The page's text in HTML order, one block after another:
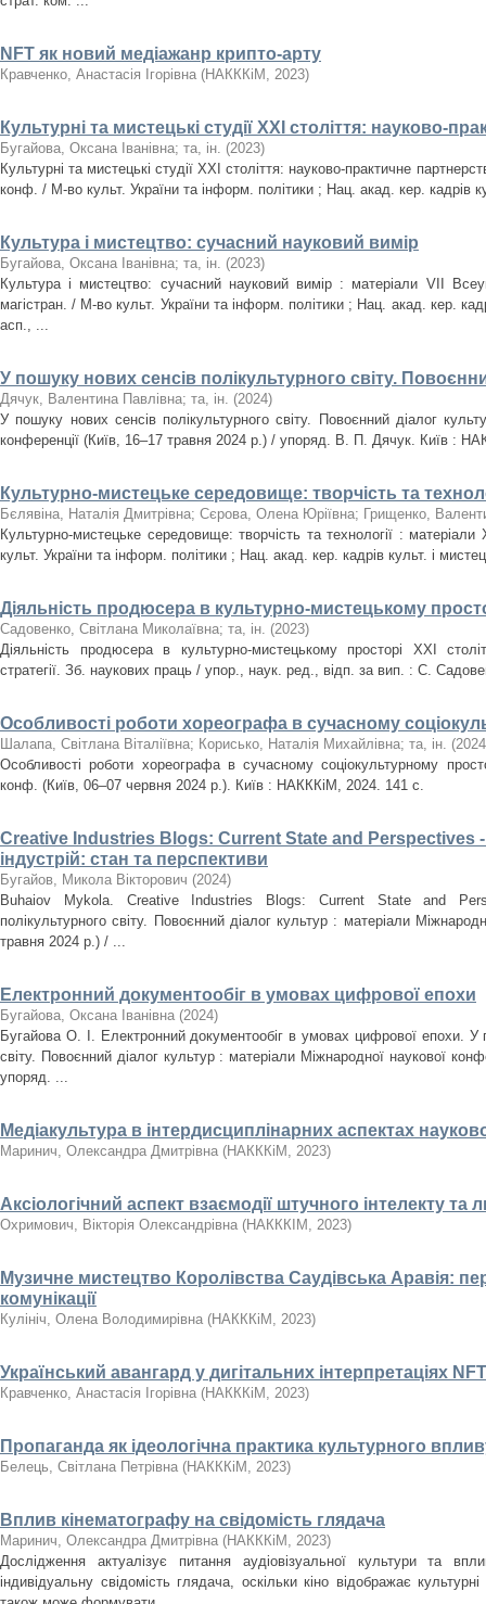
NFT як новий медіажанр крипто-арту
Кравченко, Анастасія Ігорівна (НАКККіМ , 2023)
Культурні та мистецькі студії ХХІ століття: науково-
Бугайова, Оксана Іванівна; та, ін. (2023)
Культурні та мистецькі студії ХХІ століття: науково-практичне
конф. / М-во культ. України та інформ. політики ; Нац. акад. кер. кадрів
Культура і мистецтво: сучасний науковий вимір
Бугайова, Оксана Іванівна; та, ін. (2023)
Культура і мистецтво: сучасний науковий вимір : матеріали VIІ
магістран. / М-во культ. України та інформ. політики ; Нац. акад. кер.
асп., ...
У пошуку нових сенсів полікультурного світу.
Дячук, Валентина Павлівна; та, ін. (2024)
У пошуку нових сенсів полікультурного світу. Повоєнний діалог
конференції (Київ, 16–17 травня 2024 р.) / упоряд. В. П. Дячук. Київ :
Культурно-мистецьке середовище: творчість та
Бєлявіна, Наталія Дмитрівна; Сєрова, Олена Юріївна; Грищенко,
Культурно-мистецьке середовище: творчість та технології :
культ. України та інформ. політики ; Нац. акад. кер. кадрів культ. і
Діяльність продюсера в культурно-мистецькому
Садовенко, Світлана Миколаївна; та, ін. (2023)
Діяльність продюсера в культурно-мистецькому просторі ХХІ
стратегії. Зб. наукових праць / упор., наук. ред., відп. за вип. : С.
Особливості роботи хореографа в сучасному
Шалапа, Світлана Віталіївна; Корисько, Наталія Михайлівна; та, ін. (2024
Особливості роботи хореографа в сучасному соціокультурному
конф. (Київ, 06–07 червня 2024 р.). Київ : НАКККіМ, 2024. 141 с.
Creative Industries Blogs: Current State and Perspectives
індустрій: стан та перспективи
Бугайов, Микола Вікторович (2024)
Buhaiov Mykola. Creative Industries Blogs: Current State and
полікультурного світу. Повоєнний діалог культур : матеріали
травня 2024 р.) / ...
Електронний документообіг в умовах цифрової епохи
Бугайова, Оксана Іванівна (2024)
Бугайова О. І. Електронний документообіг в умовах цифрової епохи. У
світу. Повоєнний діалог культур : матеріали Міжнародної наукової
упоряд. ...
Медіакультура в інтердисциплінарних аспектах
Маринич, Олександра Дмитрівна (НАКККіМ , 2023)
Аксіологічний аспект взаємодії штучного інтелекту та
Охримович, Вікторія Олександрівна (НАКККІМ , 2023)
Музичне мистецтво Королівства Саудівська Аравія:
комунікації
Кулініч, Олена Володимирівна (НАКККіМ , 2023)
Український авангард у дигітальних інтерпретаціях NFT
Кравченко, Анастасія Ігорівна (НАКККіМ , 2023)
Пропаганда як ідеологічна практика культурного
Белець, Світлана Петрівна (НАКККіМ , 2023)
Вплив кінематографу на свідомість глядача
Маринич, Олександра Дмитрівна (НАКККіМ , 2023)
Дослідження актуалізує питання аудіовізуальної культури та
індивідуальну свідомість глядача, оскільки кіно відображає